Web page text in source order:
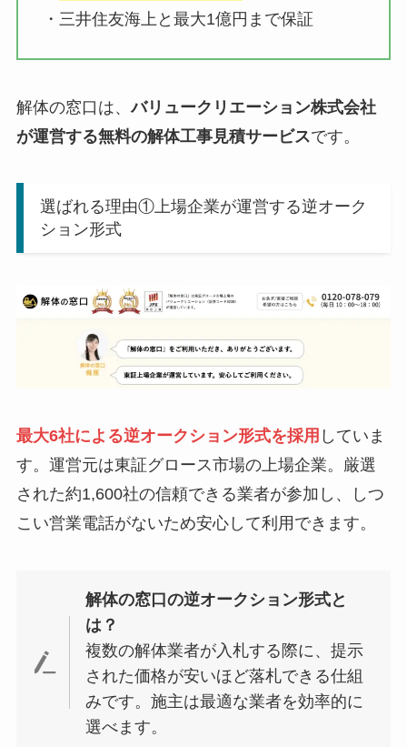
・三井住友海上と最大1億円まで保証
解体の窓口は、バリュークリエーション株式会社
が運営する無料の解体工事見積サービスです。
選ばれる理由①上場企業が運営する逆オーク
ション形式
最大6社による逆オークション形式を採用 していま
す。運営元は東証グロース市場の上場企業。厳選
された約1,600社の信頼できる業者が参加し、しつ
こい営業電話がないため安心して利用できます。
解体の窓口の逆オークション形式と
は？
複数の解体業者が入札する際に、提示
された価格が安いほど落札できる仕組
みです。施主は最適な業者を効率的に
選べます。